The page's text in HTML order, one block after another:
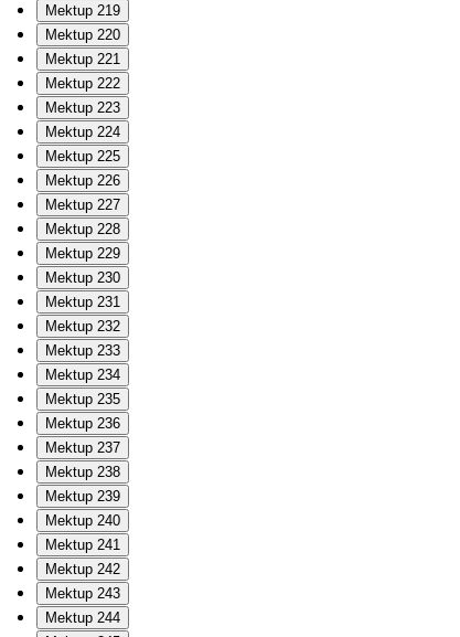
Mektup 219
Mektup 220
Mektup 221
Mektup 222
Mektup 223
Mektup 224
Mektup 225
Mektup 226
Mektup 227
Mektup 228
Mektup 229
Mektup 230
Mektup 231
Mektup 232
Mektup 233
Mektup 234
Mektup 235
Mektup 236
Mektup 237
Mektup 238
Mektup 239
Mektup 240
Mektup 241
Mektup 242
Mektup 243
Mektup 244